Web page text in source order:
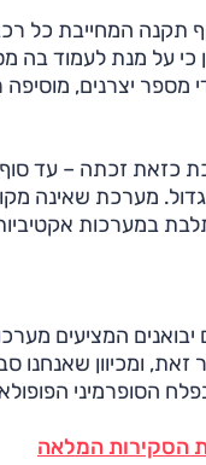
לתוקף תקנה
כי על מנת לעמוד
מספר יצרנים,
מערכת שאינה
במערכות אקטיביות
המציעים
זאת, ומכיוון
הסופרמיני
הסקירות המלאה